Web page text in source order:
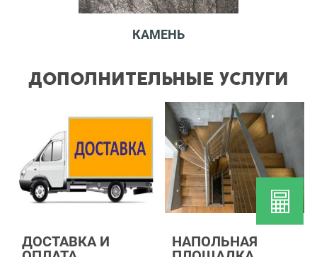
КАМЕНЬ
ДОПОЛНИТЕЛЬНЫЕ УСЛУГИ
ДОСТАВКА И
НАПОЛЬНАЯ